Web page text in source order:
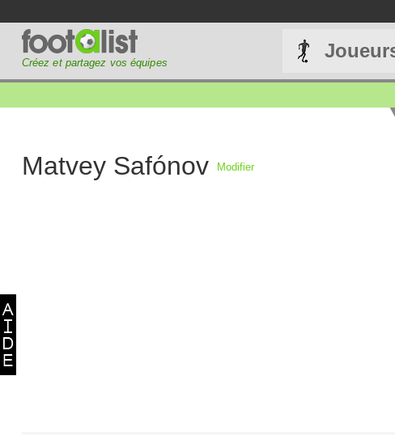
Créez et partagez vos équipes
Matvey Safónov Modifier